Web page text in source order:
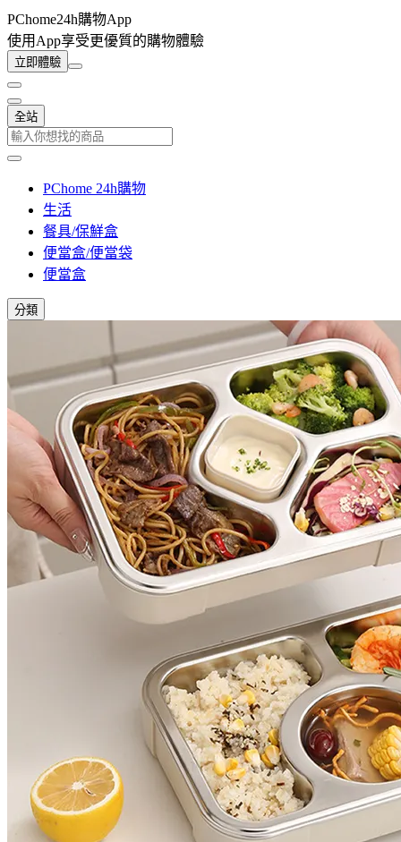
PChome24h購物App
使用App享受更優質的購物體驗
立即體驗
全站
PChome 24h購物
生活
餐具/保鮮盒
便當盒/便當袋
便當盒
分類